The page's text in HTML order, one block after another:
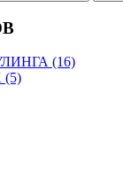
(16)
(5)